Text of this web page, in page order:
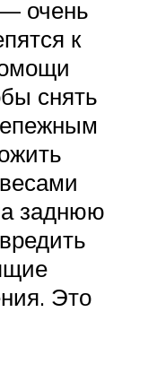
очень
к
снять
заднюю
Это